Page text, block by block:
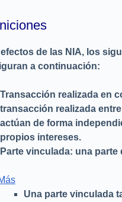
de las NIA, los
a continuación:
Transacción realizada en
transacción realizada
actúan de forma
propios intereses.
Parte vinculada: una parte
Una parte vinculada